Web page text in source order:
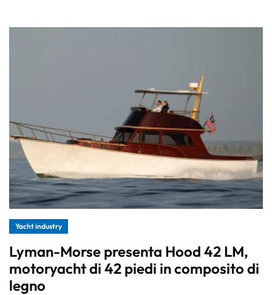
Yacht industry
Lyman-Morse presenta Hood 42 LM,
motoryacht di 42 piedi in composito di
legno